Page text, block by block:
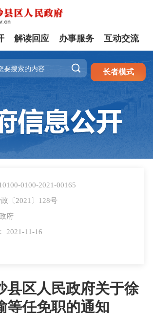
注册 登录
解读回应 办事服务 互动交流
 长者模式
0100-2021-00165
〔2021〕128号
府
2021-11-16
县区人民政府关于徐
等任免职的通知